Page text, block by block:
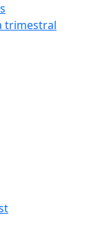
trimestral